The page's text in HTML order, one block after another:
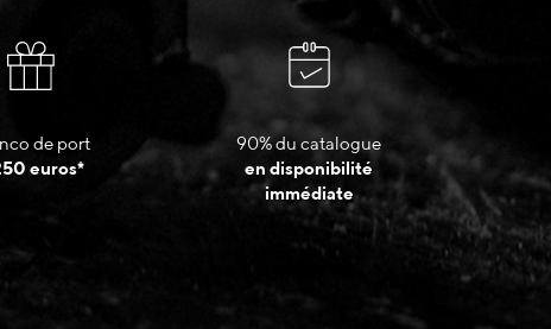
de port
euros*
90% du catalogue
en disponibilité
immédiate